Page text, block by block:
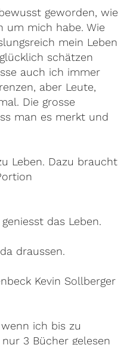
geworden, wie
um mich habe. Wie
mein Leben
schätzen
auch ich immer
aber Leute,
Die grosse
man es merkt und
Leben. Dazu braucht
das Leben.
draussen.
Kevin Sollberger
ich bis zu
3 Bücher gelesen